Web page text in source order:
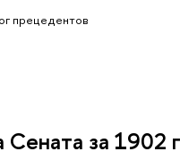
прецедентов
Сената за